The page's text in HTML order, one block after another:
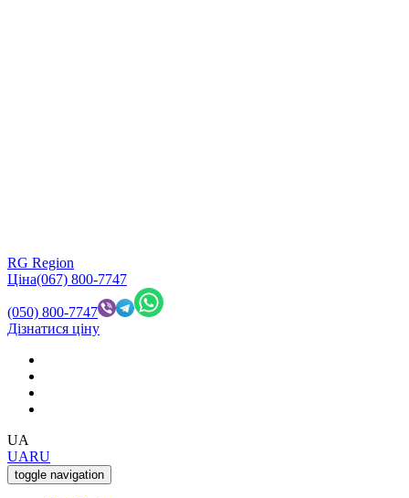
RG Region
Ціна(067) 800-7747
(050) 800-7747
Дізнатися ціну
UA
UARU
toggle navigation